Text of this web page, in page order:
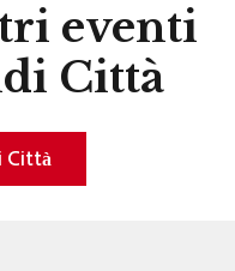
eventi
Città
Città